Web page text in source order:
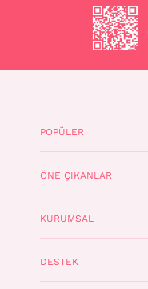
POPÜLER
ÖNE ÇIKANLAR
KURUMSAL
DESTEK